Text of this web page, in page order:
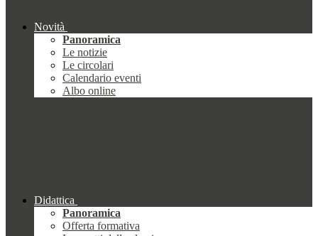
Novità
Panoramica
Le notizie
Le circolari
Calendario eventi
Albo online
Didattica
Panoramica
Offerta formativa